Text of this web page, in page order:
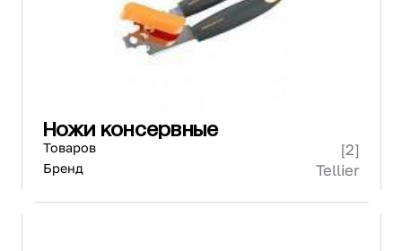
Ножи консервные
Товаров [2]
Бренд Tellier